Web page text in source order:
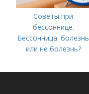
Советы при
бессоннице.
Бессонница: болезнь
или не болезнь?